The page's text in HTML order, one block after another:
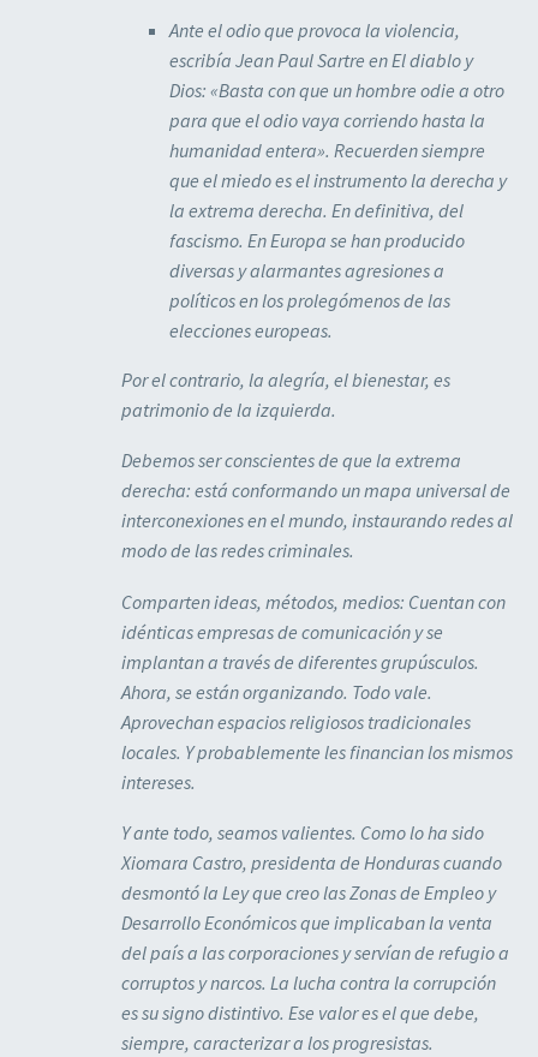
Ante el odio que provoca la violencia,
escribía Jean Paul Sartre en El diablo y
Dios: «Basta con que un hombre odie a otro
para que el odio vaya corriendo hasta la
humanidad entera». Recuerden siempre
que el miedo es el instrumento la derecha y
la extrema derecha. En definitiva, del
fascismo. En Europa se han producido
diversas y alarmantes agresiones a
políticos en los prolegómenos de las
elecciones europeas.
Por el contrario, la alegría, el bienestar, es
patrimonio de la izquierda.
Debemos ser conscientes de que la extrema
derecha: está conformando un mapa universal de
interconexiones en el mundo, instaurando redes al
modo de las redes criminales.
Comparten ideas, métodos, medios: Cuentan con
idénticas empresas de comunicación y se
implantan a través de diferentes grupúsculos.
Ahora, se están organizando. Todo vale.
Aprovechan espacios religiosos tradicionales
locales. Y probablemente les financian los mismos
intereses.
Y ante todo, seamos valientes. Como lo ha sido
Xiomara Castro, presidenta de Honduras cuando
desmontó la Ley que creo las Zonas de Empleo y
Desarrollo Económicos que implicaban la venta
del país a las corporaciones y servían de refugio a
corruptos y narcos. La lucha contra la corrupción
es su signo distintivo. Ese valor es el que debe,
siempre, caracterizar a los progresistas.